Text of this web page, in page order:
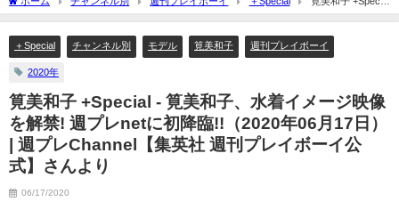
み！カラフルでビビッドな水着撮
影に最高画質で没入密着！【メイ
キング】（2023年07月06日） | ヤ
ンジャンTV【集英社ヤングジャ
07/06/2023
- 筧美和子、水着イメージ映像を解禁! 週プレnetに初降臨!!（2020年06月17日） | 週プ
＋Special
チャンネル別 モデル 筧美和子 週刊プレイボーイ
2020年
筧美和子 +Special - 筧美和子、水着イメージ映像
を解禁! 週プレnetに初降臨!!（2020年06月17日）
| 週プレChannel【集英社 週刊プレイボーイ公
式】さんより
06/17/2020